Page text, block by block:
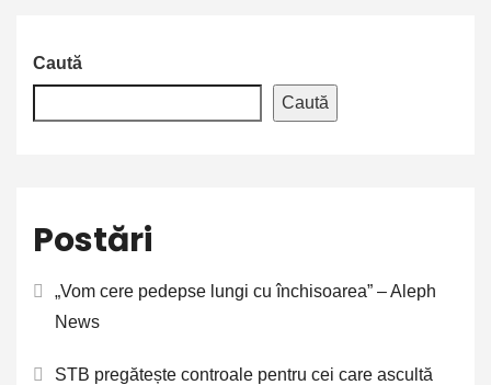
Caută
Caută
Postări
„Vom cere pedepse lungi cu închisoarea” – Aleph
News
STB pregătește controale pentru cei care ascultă